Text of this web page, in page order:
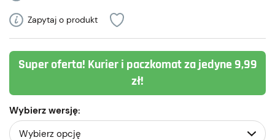
Zapytaj o produkt
Super oferta! Kurier i paczkomat za jedyne 9,99
zł!
Wybierz wersję: